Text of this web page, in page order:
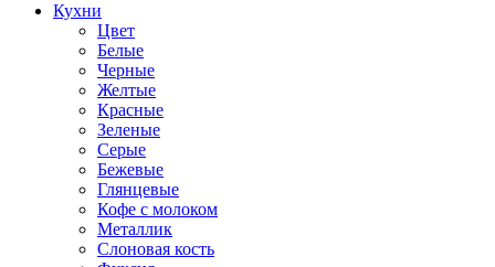
Кухни
Цвет
Белые
Черные
Желтые
Красные
Зеленые
Серые
Бежевые
Глянцевые
Кофе с молоком
Металлик
Слоновая кость